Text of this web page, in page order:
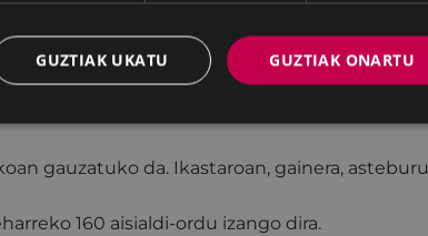
gauzatuko da. Ikastaroan, gainera, asteburu
160 aisialdi-ordu izango dira.
GUZTIAK ONARTU
GUZTIAK UKATU